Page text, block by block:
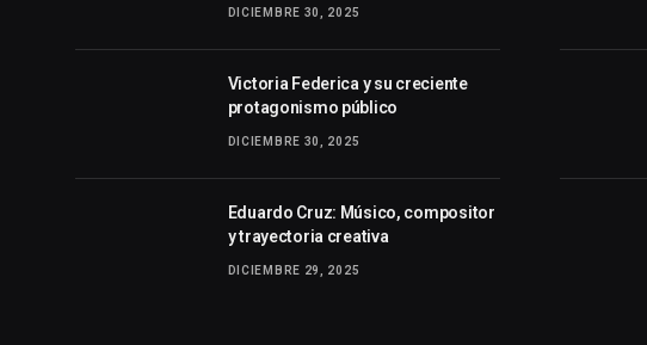
DICIEMBRE 30, 2025
Victoria Federica y su creciente
protagonismo público
DICIEMBRE 30, 2025
Eduardo Cruz: Músico, compositor
y trayectoria creativa
DICIEMBRE 29, 2025